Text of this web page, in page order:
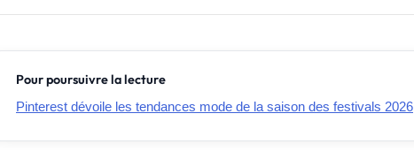
Pour poursuivre la lecture
Pinterest dévoile les tendances mode de la saison des festivals 2026